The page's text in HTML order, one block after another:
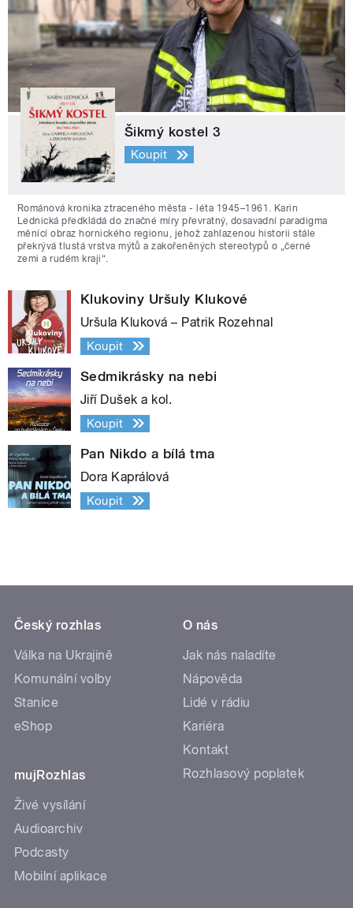
Šikmý kostel 3
Koupit
Románová kronika ztraceného města - léta 1945–1961. Karin
Lednická předkládá do značné míry převratný, dosavadní paradigma
měnící obraz hornického regionu, jehož zahlazenou historii stále
překrývá tlustá vrstva mýtů a zakořeněných stereotypů o „černé
zemi a rudém kraji“.
Klukoviny Uršuly Klukové
Uršula Kluková – Patrik Rozehnal
Koupit
Sedmikrásky na nebi
Jiří Dušek a kol.
Koupit
Pan Nikdo a bílá tma
Dora Kaprálová
Koupit
Český rozhlas
Válka na Ukrajině
Komunální volby
Stanice
eShop
mujRozhlas
Živé vysílání
Audioarchiv
Podcasty
Mobilní aplikace
O nás
Jak nás naladíte
Nápověda
Lidé v rádiu
Kariéra
Kontakt
Rozhlasový poplatek